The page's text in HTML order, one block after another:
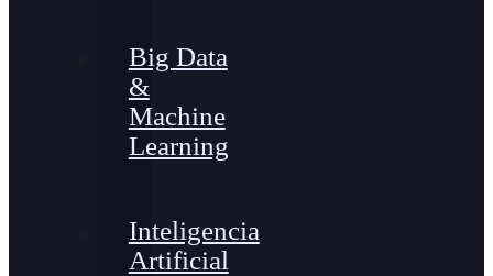
Big Data
&
Machine
Learning
Inteligencia
Artificial